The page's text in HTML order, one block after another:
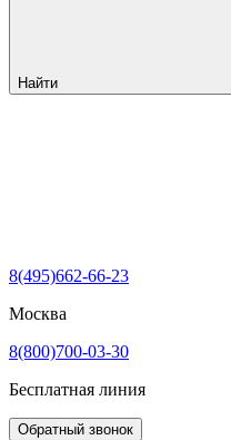
Найти
8(495)662-66-23
Москва
8(800)700-03-30
Бесплатная линия
Обратный звонок